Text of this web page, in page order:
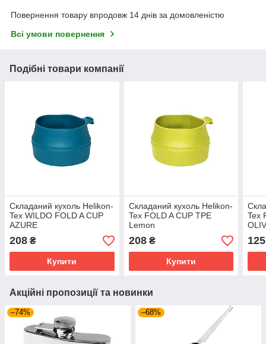
Повернення товару впродовж 14 днів за домовленістю
Всі умови повернення
Подібні товари компанії
Складаний кухоль Helikon-
Tex WILDO FOLD A CUP
AZURE
208 ₴
Купити
Складаний кухоль Helikon-
Tex FOLD A CUP TPE
Lemon
208₴
Купити
Tex
125
Акційні пропозиції та новинки
–74% –68%